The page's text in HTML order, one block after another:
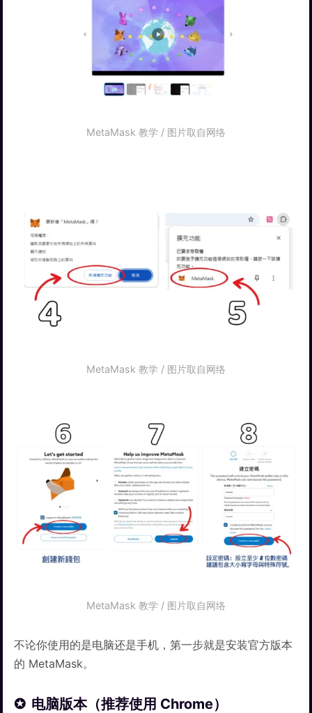
MetaMask 教学 / 图片取自网络
MetaMask 教学 / 图片取自网络
MetaMask 教学 / 图片取自网络
不论你使用的是电脑还是手机，第一步就是安装官方版本
的 MetaMask。
电脑版本（推荐使用 Chrome）